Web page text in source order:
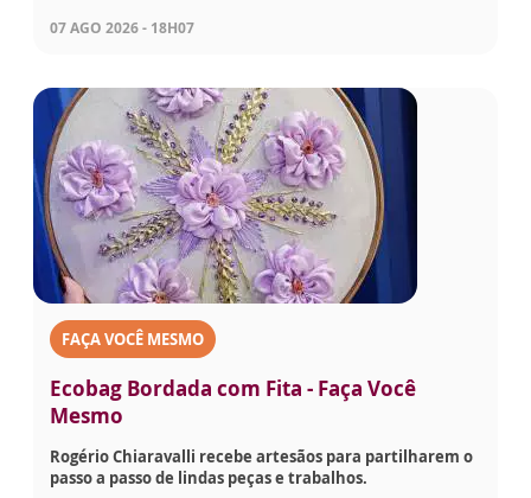
07 AGO 2026 - 18H07
FAÇA VOCÊ MESMO
Ecobag Bordada com Fita - Faça Você
Mesmo
Rogério Chiaravalli recebe artesãos para partilharem o
passo a passo de lindas peças e trabalhos.